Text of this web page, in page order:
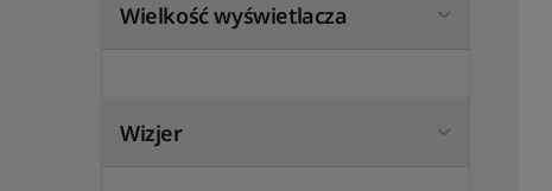
Wielkość wyświetlacza
Wizjer